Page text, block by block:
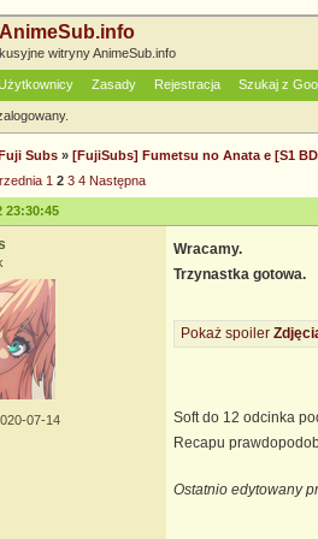
witryny AnimeSub.info
Zasady Rejestracja Szukaj z
Subs » [FujiSubs] Fumetsu no Anata e [S1
1 2 3 4 Następna
23:30:45
07-14
Wracamy.
Trzynastka gotowa.
Pokaż spoiler
Soft do 12 odcinka
Recapu
Ostatnio edytowany